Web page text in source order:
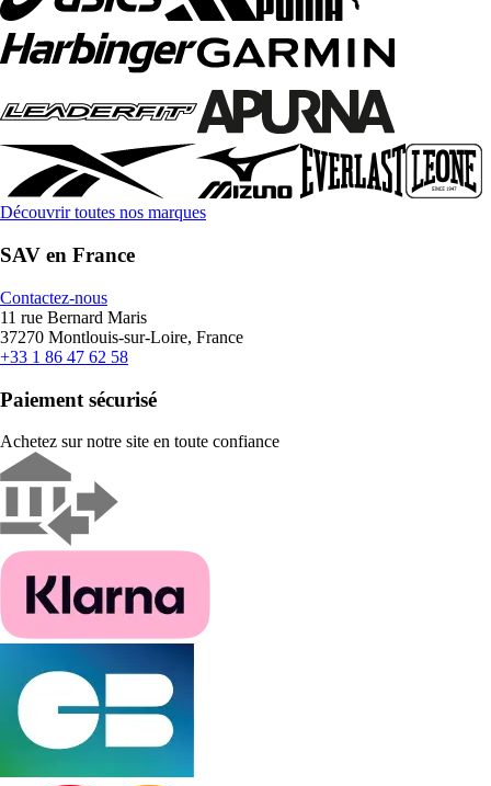
Découvrir toutes nos marques
SAV en France
Contactez-nous
11 rue Bernard Maris
37270 Montlouis-sur-Loire, France
+33 1 86 47 62 58
Paiement sécurisé
Achetez sur notre site en toute confiance